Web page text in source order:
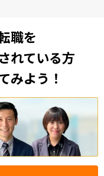
職を
れている方
みよう！